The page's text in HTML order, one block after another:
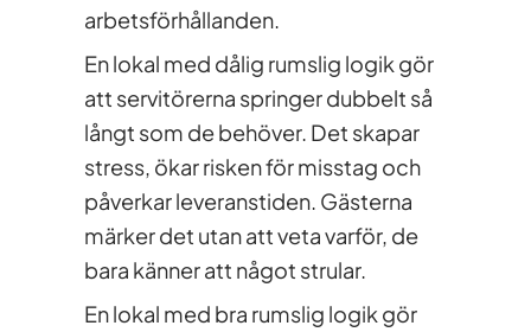
arbetsförhållanden.
En lokal med dålig rumslig logik gör
att servitörerna springer dubbelt så
långt som de behöver. Det skapar
stress, ökar risken för misstag och
påverkar leveranstiden. Gästerna
märker det utan att veta varför, de
bara känner att något strular.
En lokal med bra rumslig logik gör